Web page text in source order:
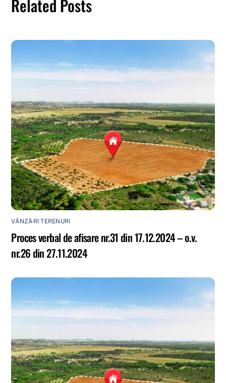
Related Posts
VÂNZĂRI TERENURI
Proces verbal de afisare nr.31 din 17.12.2024 – o.v.
nr.26 din 27.11.2024